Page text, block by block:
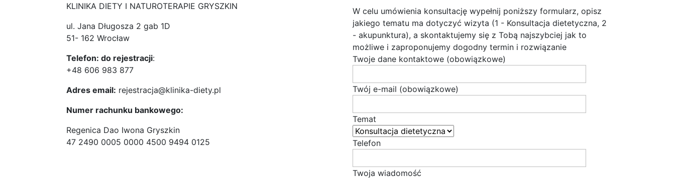
KLINIKA DIETY I NATUROTERAPIE GRYSZKIN
ul. Jana Długosza 2 gab 1D
51- 162 Wrocław
Telefon: do rejestracji:
+48 606 983 877
Adres email: rejestracja@klinika-diety.pl
Numer rachunku bankowego:
Regenica Dao Iwona Gryszkin
47 2490 0005 0000 4500 9494 0125
W celu umówienia konsultację wypełnij poniższy formularz, opisz
jakiego tematu ma dotyczyć wizyta (1 - Konsultacja dietetyczna, 2
- akupunktura), a skontaktujemy się z Tobą najszybciej jak to
możliwe i zaproponujemy dogodny termin i rozwiązanie
Twoje dane kontaktowe (obowiązkowe)
Twój e-mail (obowiązkowe)
Temat
Telefon
Twoja wiadomość